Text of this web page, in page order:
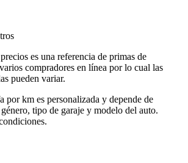
es una referencia de primas de
compradores en línea por lo cual las
pueden variar.
por km es personalizada y depende de
tipo de garaje y modelo del auto.